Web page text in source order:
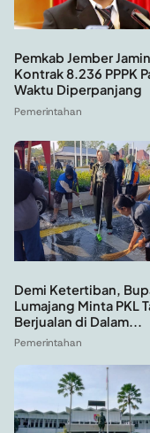
Pemkab Jember Jamin
Kontrak 8.236 PPPK
Waktu Diperpanjang
Pemerintahan
Demi Ketertiban,
Lumajang Minta PKL
Berjualan di Dalam...
Pemerintahan